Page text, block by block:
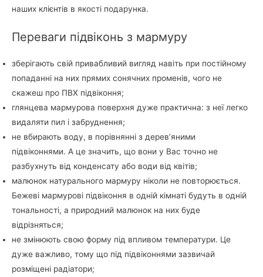
наших клієнтів в якості подарунка.
Переваги підвіконь з мармуру
зберігають свій привабливий вигляд навіть при постійному
попаданні на них прямих сонячних променів, чого не
скажеш про ПВХ підвіконня;
глянцева мармурова поверхня дуже практична: з неї легко
видаляти пил і забруднення;
не вбирають воду, в порівнянні з дерев’яними
підвіконнями. А це значить, що вони у Вас точно не
разбухнуть від конденсату або води від квітів;
малюнок натурального мармуру ніколи не повторюється.
Бежеві мармурові підвіконня в одній кімнаті будуть в одній
тональності, а природний малюнок на них буде
відрізняться;
не змінюють свою форму під впливом температури. Це
дуже важливо, тому що під підвіконнями зазвичай
розміщені радіатори;